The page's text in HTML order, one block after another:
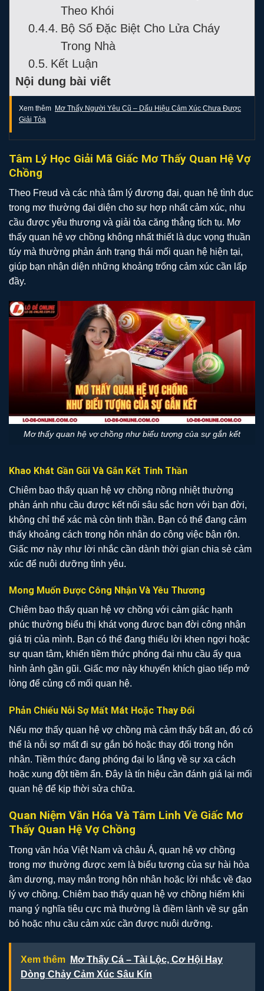
Theo Khói
Bộ Số Đặc Biệt Cho Lửa Cháy
Trong Nhà
Kết Luận
Nội dung bài viết
Xem thêm Mơ Thấy Người Yêu Cũ – Dấu Hiệu Cảm Xúc Chưa Được
Giải Tỏa
Tâm Lý Học Giải Mã Giấc Mơ Thấy Quan Hệ Vợ
Chồng
Theo Freud và các nhà tâm lý đương đại, quan hệ tình dục
trong mơ thường đại diện cho sự hợp nhất cảm xúc, nhu
cầu được yêu thương và giải tỏa căng thẳng tích tụ. Mơ
thấy quan hệ vợ chồng không nhất thiết là dục vọng thuần
túy mà thường phản ánh trạng thái mối quan hệ hiện tại,
giúp bạn nhận diện những khoảng trống cảm xúc cần lấp
đầy.
Mơ thấy quan hệ vợ chồng như biểu tượng của sự gắn kết
Khao Khát Gần Gũi Và Gắn Kết Tinh Thần
Chiêm bao thấy quan hệ vợ chồng nồng nhiệt thường
phản ánh nhu cầu được kết nối sâu sắc hơn với bạn đời,
không chỉ thể xác mà còn tinh thần. Bạn có thể đang cảm
thấy khoảng cách trong hôn nhân do công việc bận rộn.
Giấc mơ này như lời nhắc cần dành thời gian chia sẻ cảm
xúc để nuôi dưỡng tình yêu.
Mong Muốn Được Công Nhận Và Yêu Thương
Chiêm bao thấy quan hệ vợ chồng với cảm giác hạnh
phúc thường biểu thị khát vọng được bạn đời công nhận
giá trị của mình. Bạn có thể đang thiếu lời khen ngợi hoặc
sự quan tâm, khiến tiềm thức phóng đại nhu cầu ấy qua
hình ảnh gần gũi. Giấc mơ này khuyến khích giao tiếp mở
lòng để củng cố mối quan hệ.
Phản Chiếu Nỗi Sợ Mất Mát Hoặc Thay Đổi
Nếu mơ thấy quan hệ vợ chồng mà cảm thấy bất an, đó có
thể là nỗi sợ mất đi sự gắn bó hoặc thay đổi trong hôn
nhân. Tiềm thức đang phóng đại lo lắng về sự xa cách
hoặc xung đột tiềm ẩn. Đây là tín hiệu cần đánh giá lại mối
quan hệ để kịp thời sửa chữa.
Quan Niệm Văn Hóa Và Tâm Linh Về Giấc Mơ
Thấy Quan Hệ Vợ Chồng
Trong văn hóa Việt Nam và châu Á, quan hệ vợ chồng
trong mơ thường được xem là biểu tượng của sự hài hòa
âm dương, may mắn trong hôn nhân hoặc lời nhắc về đạo
lý vợ chồng. Chiêm bao thấy quan hệ vợ chồng hiếm khi
mang ý nghĩa tiêu cực mà thường là điềm lành về sự gắn
bó hoặc nhu cầu cảm xúc cần được nuôi dưỡng.
Xem thêm
Mơ Thấy Cá – Tài Lộc, Cơ Hội Hay
Dòng Chảy Cảm Xúc Sâu Kín